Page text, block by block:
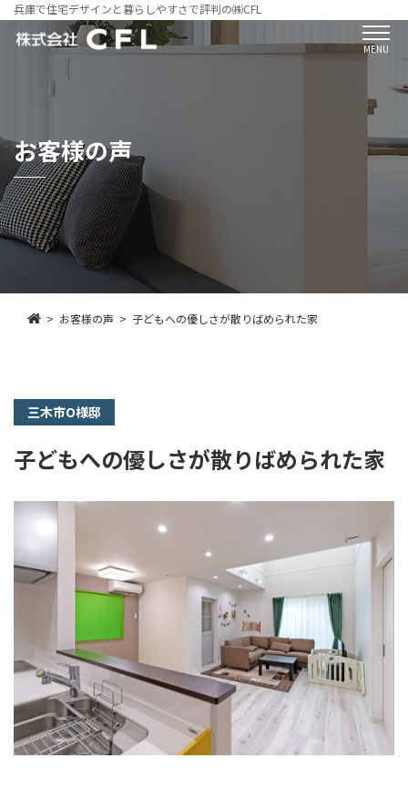
兵庫で住宅デザインと暮らしやすさで評判の㈱CFL
MENU
お客様の声
お客様の声 子どもへの優しさが散りばめられた家
三木市O様邸
子どもへの優しさが散りばめられた家